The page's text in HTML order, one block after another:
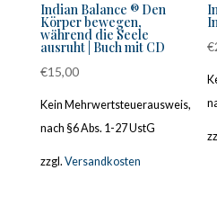
Indian Balance ® Den
Körper bewegen,
während die Seele
ausruht | Buch mit CD
€15,00
Kein Mehrwertsteuerausweis,
nach §6 Abs. 1-27 UstG
zzgl. Versandkosten
€